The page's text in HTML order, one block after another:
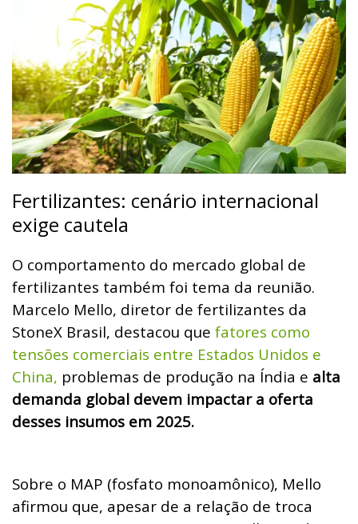
Fertilizantes: cenário internacional
exige cautela
O comportamento do mercado global de
fertilizantes também foi tema da reunião.
Marcelo Mello, diretor de fertilizantes da
StoneX Brasil, destacou que fatores como
tensões comerciais entre Estados Unidos e
China, problemas de produção na Índia e alta
demanda global devem impactar a oferta
desses insumos em 2025.
Sobre o MAP (fosfato monoamônico), Mello
afirmou que, apesar de a relação de troca